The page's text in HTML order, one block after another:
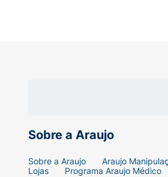
Sobre a Araujo
Sobre a Araujo Araujo
Lojas
Programa Araujo Médico